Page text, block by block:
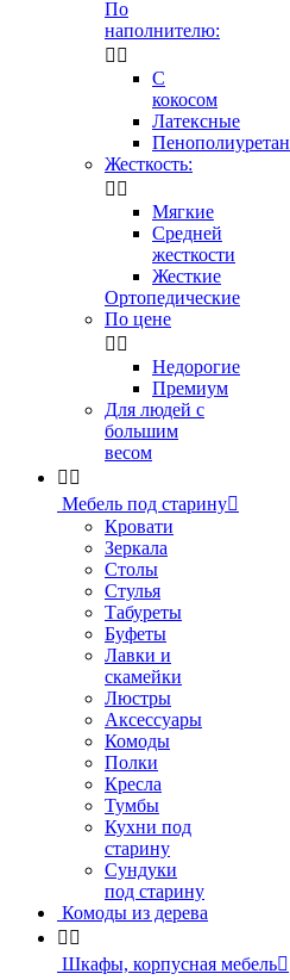
По
наполнителю:
 
С
кокосом
Латексные
Пенополиуретан
Жесткость:
 
Мягкие
Средней
жесткости
Жесткие
Ортопедические
По цене
 
Недорогие
Премиум
Для людей с
большим
весом
 
Мебель под старину
Кровати
Зеркала
Столы
Стулья
Табуреты
Буфеты
Лавки и
скамейки
Люстры
Аксессуары
Комоды
Полки
Кресла
Тумбы
Кухни под
старину
Сундуки
под старину
Комоды из дерева
 
Шкафы, корпусная мебель